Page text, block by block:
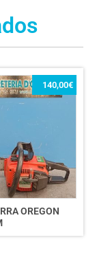
OREGON
140,00€